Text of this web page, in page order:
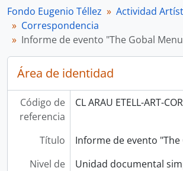
Fondo Eugenio Téllez
Actividad
Correspondencia
Informe de evento "The Gobal
Área de identidad
Código de
referencia
CL ARAU ETELL-ART-
Título
Informe de evento
Nivel de
Unidad documental